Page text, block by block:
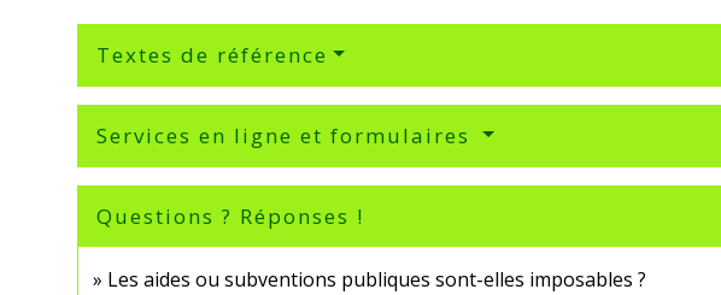
Textes de référence
Services en ligne et formulaires
Questions ? Réponses !
Les aides ou subventions publiques sont-elles imposables ?